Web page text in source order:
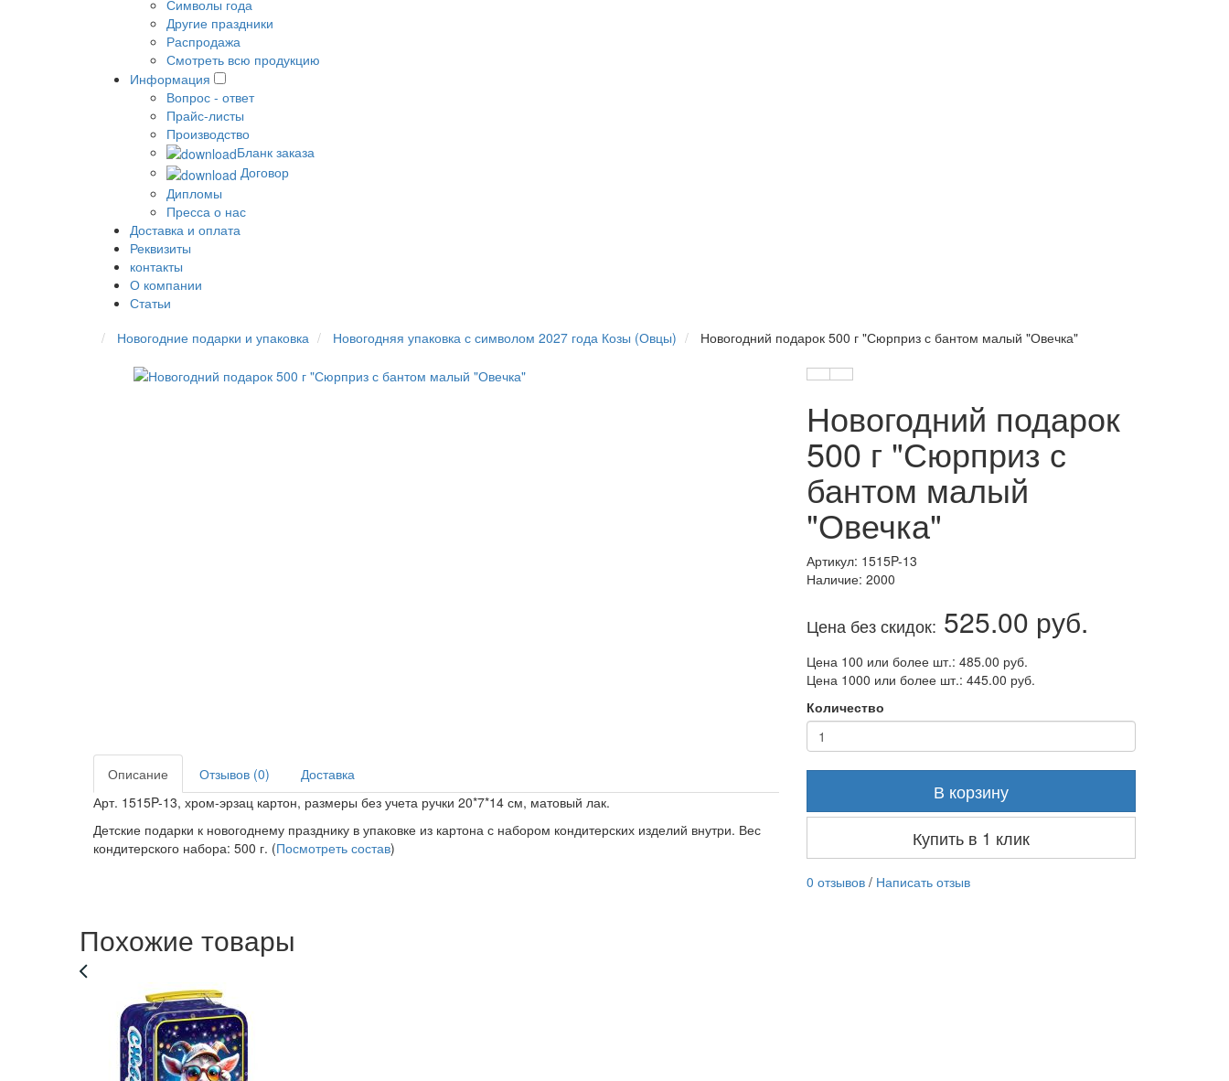
Символы года
Другие праздники
Распродажа
Смотреть всю продукцию
Информация
Вопрос - ответ
Прайс-листы
Производство
Бланк заказа
Договор
Дипломы
Пресса о нас
Доставка и оплата
Реквизиты
контакты
О компании
Статьи
Новогодние подарки и упаковка
Новогодняя упаковка с символом 2027 года Козы (Овцы) Новогодний подарок 500 г "Сюрприз с бантом малый "Овечка"
Описание Отзывов (0)
Доставка
Арт. 1515P-13, хром-эрзац картон, размеры без учета ручки 20*7*14 см, матовый лак.
Детские подарки к новогоднему празднику в упаковке из картона с набором кондитерских изделий внутри. Вес
кондитерского набора: 500 г. (Посмотреть состав)
Новогодний подарок
500 г "Сюрприз с
бантом малый
"Овечка"
Артикул: 1515P-13
Наличие: 2000
Цена без скидок: 525.00 руб.
Цена 100 или более шт.: 485.00 руб.
Цена 1000 или более шт.: 445.00 руб.
Количество
В корзину
Купить в 1 клик
0 отзывов / Написать отзыв
Похожие товары